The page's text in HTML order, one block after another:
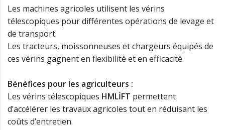
Les machines agricoles utilisent les vérins
télescopiques pour différentes opérations de levage et
de transport.
Les tracteurs, moissonneuses et chargeurs équipés de
ces vérins gagnent en flexibilité et en efficacité.
Bénéfices pour les agriculteurs :
Les vérins télescopiques HMLİFT permettent
d’accélérer les travaux agricoles tout en réduisant les
coûts d’entretien.